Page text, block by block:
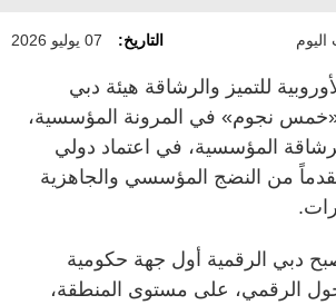
اليوم التاريخ: 07 يوليو 2026
للتميز والرشاقة هيئة دبي
نجوم» في المرونة المؤسسية،
المؤسسية، في اعتماد دولي
من النضج المؤسسي والجاهزية
دبي الرقمية أول جهة حكومية
الرقمي، على مستوى المنطقة،